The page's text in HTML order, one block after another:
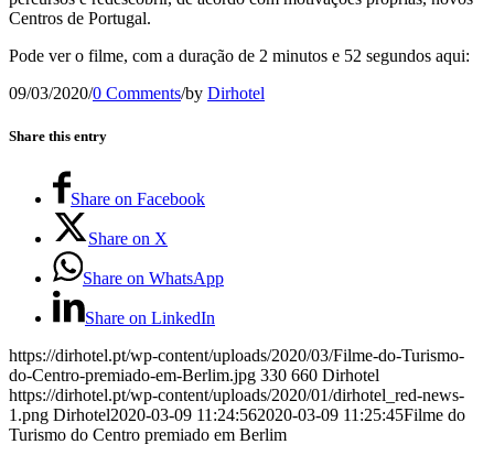
Centros de Portugal.
Pode ver o filme, com a duração de 2 minutos e 52 segundos aqui:
09/03/2020/0 Comments/by Dirhotel
Share this entry
Share on Facebook
Share on X
Share on WhatsApp
Share on LinkedIn
https://dirhotel.pt/wp-content/uploads/2020/03/Filme-do-Turismo-
do-Centro-premiado-em-Berlim.jpg 330 660 Dirhotel
https://dirhotel.pt/wp-content/uploads/2020/01/dirhotel_red-news-
1.png Dirhotel2020-03-09 11:24:562020-03-09 11:25:45Filme do
Turismo do Centro premiado em Berlim